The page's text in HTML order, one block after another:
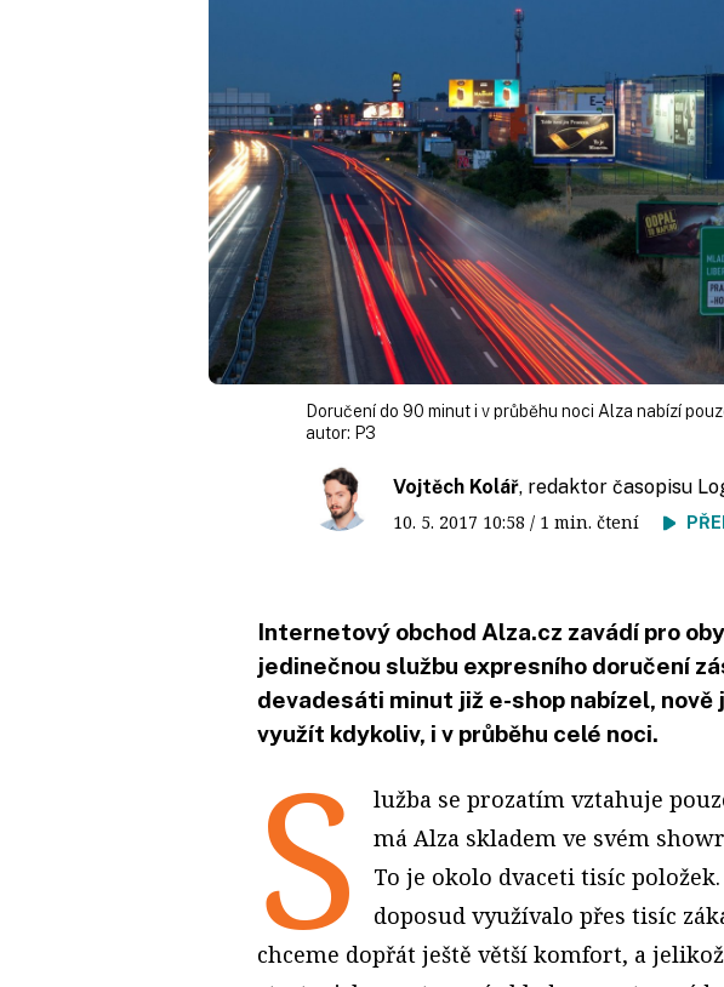
Doručení do 90 minut i v průběhu noci Alza nabízí
autor: P3
Vojtěch Kolář, redaktor časopisu
10. 5. 2017 10:58 / 1 min. čtení
Internetový obchod Alza.cz zavádí pro
jedinečnou službu expresního doručení
devadesáti minut již e-shop nabízel, nově
využít kdykoliv, i v průběhu celé noci.
S
lužba se prozatím vztahuje
má Alza skladem ve svém
To je okolo dvaceti tisíc
doposud využívalo přes tisíc
chceme dopřát ještě větší komfort, a